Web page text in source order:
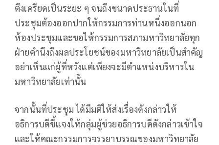
ตึงเครียดเป็นระยะ ๆ จนถึงขนาดประธานในที่
ประชุมต้องออกปากให้กรรมการท่านหนี่งออกนอก
ห้องประชุมและขอให้กรรมการสภามหาวิทยาลัยทุก
ฝ่ายคำนึงถึงผลประโยชน์ของมหาวิทยาลัยเป็นสำคัญ
อย่าเห็นแก่ผู้ที่หวังแต่เพียงจะมีตำแหน่งบริหารใน
มหาวิทยาลัยเท่านั้น
จากนั้นที่ประชุม ได้มีมติให้ส่งเรื่องดังกล่าวให้
อธิการบดีชี้แจงให้กลุ่มผู้ช่วยอธิการบดีดังกล่าวเข้าใจ
และให้คณะกรรมการจรรยาบรรณของมหาวิทยาลัย